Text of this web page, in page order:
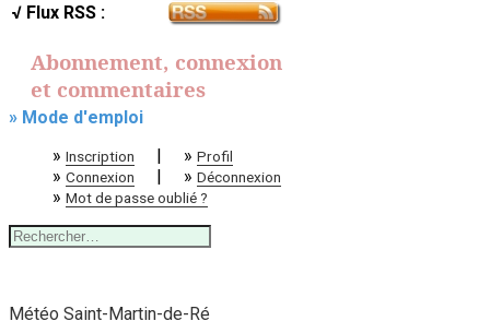
√ Flux RSS :
Abonnement, connexion
et commentaires
» Mode d'emploi
» Inscription | » Profil
» Connexion | » Déconnexion
» Mot de passe oublié ?
Rechercher :
Météo Saint-Martin-de-Ré